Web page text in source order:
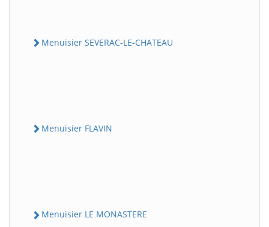
Menuisier SEVERAC-LE-CHATEAU
Menuisier FLAVIN
Menuisier LE MONASTERE